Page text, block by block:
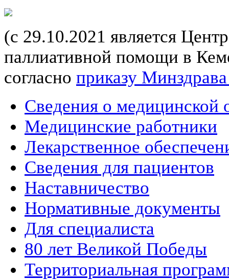
(с 29.10.2021 является
паллиативной помощи в
согласно приказу
Сведения о медицинской
Медицинские работники
Лекарственное
Сведения для пациентов
Наставничество
Нормативные документы
Для специалиста
80 лет Великой Победы
Территориальная